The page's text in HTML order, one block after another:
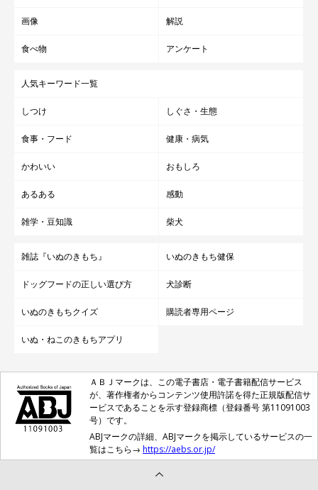
画像 解説
食べ物 アンケート
人気キーワード一覧
しつけ しぐさ・生態
食事・フード 健康・病気
かわいい おもしろ
あるある 感動
雑学・豆知識 柴犬
雑誌『いぬのきもち』 いぬのきもち健保
ドッグフードの正しい選び方 犬診断
いぬのきもちクイズ 購読者専用ページ
いぬ・ねこのきもちアプリ
ＡＢＪマークは、この電子書店・電子書籍配信サービス
が、著作権者からコンテンツ使用許諾を得た正規版配信サ
ービスであることを示す登録商標（登録番号 第11091003
号）です。
ABJマークの詳細、ABJマークを掲示しているサービスの一
覧はこちら→ https://aebs.or.jp/